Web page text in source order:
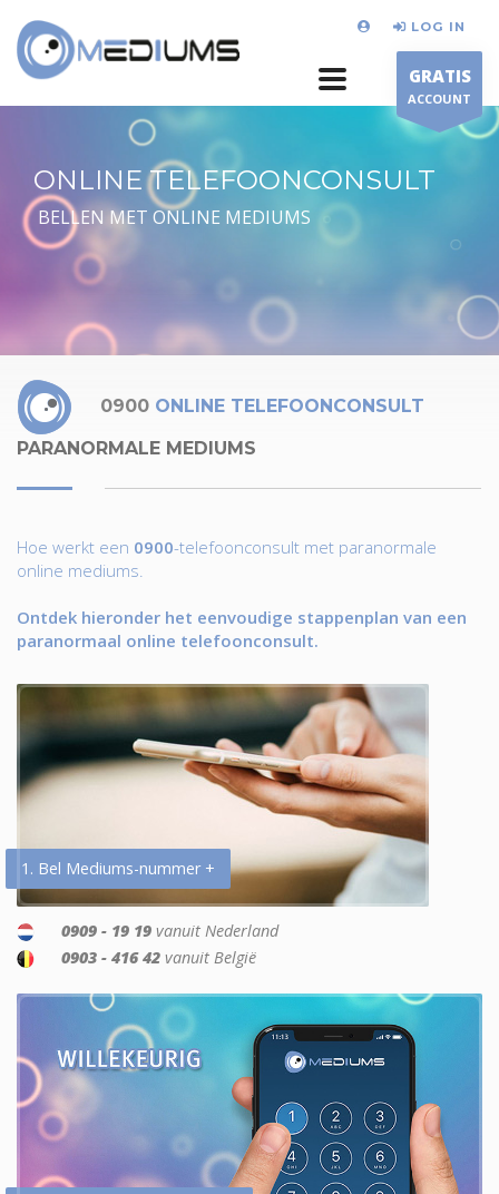
LOG IN
GRATIS
ACCOUNT
ONLINE TELEFOONCONSULT
BELLEN MET ONLINE MEDIUMS
0900 ONLINE TELEFOONCONSULT
PARANORMALE MEDIUMS
Hoe werkt een 0900-telefoonconsult met paranormale
online mediums.
Ontdek hieronder het eenvoudige stappenplan van een
paranormaal online telefoonconsult.
1. Bel Mediums-nummer +
0909 - 19 19 vanuit Nederland
0903 - 416 42 vanuit België